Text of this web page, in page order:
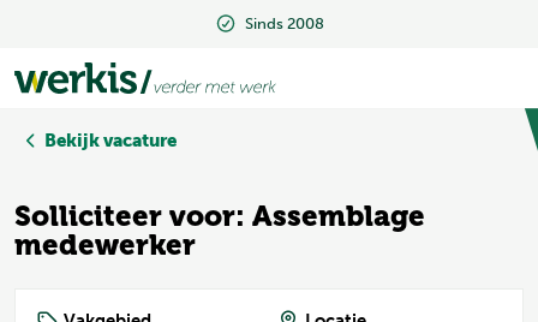
Sinds 2008
Sinds 2008
Bekijk vacature
Solliciteer voor: Assemblage
medewerker